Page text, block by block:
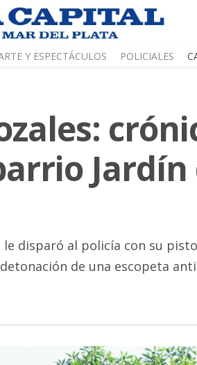
Y ESPECTÁCULOS POLICIALES
Jardín
disparó al policía con su
de una escopeta